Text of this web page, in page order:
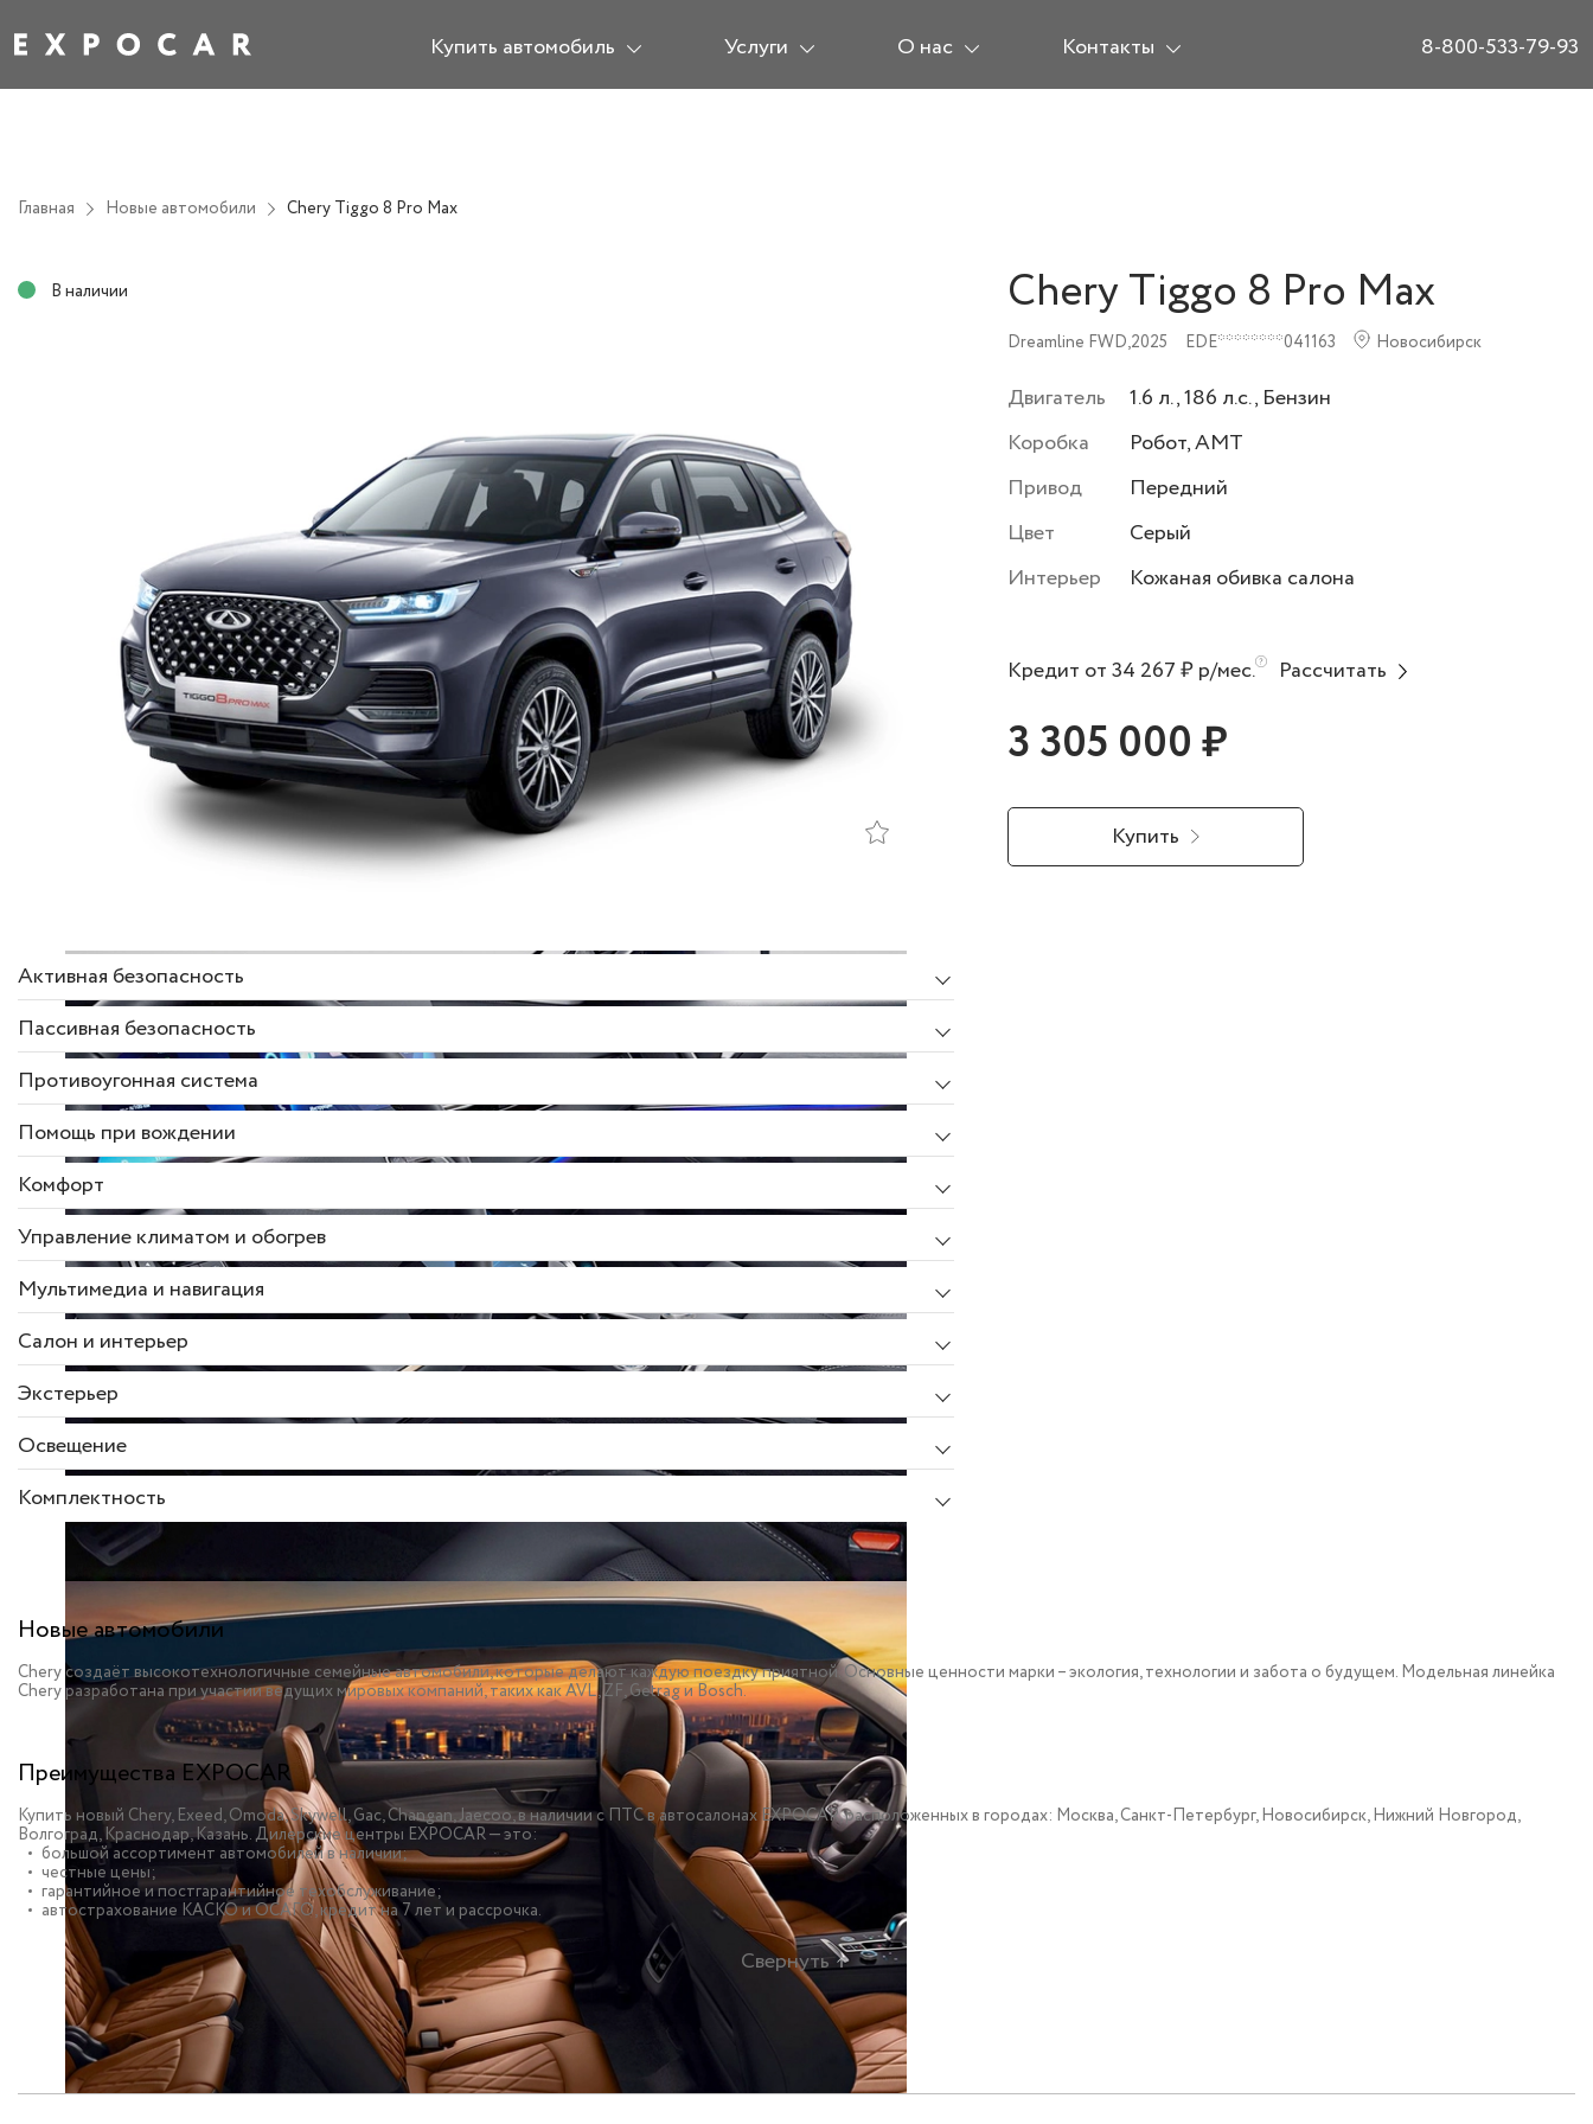
Купить автомобиль Услуги О нас Контакты 8-800-533-79-93
Главная Новые автомобили Chery Tiggo 8 Pro Max
В наличии
Активная безопасность
Пассивная безопасность
Противоугонная система
Помощь при вождении
Комфорт
Управление климатом и обогрев
Мультимедиа и навигация
Салон и интерьер
Экстерьер
Освещение
Комплектность
Chery Tiggo 8 Pro Max
Dreamline FWD,2025 EDE********041163 Новосибирск
Двигатель
1.6 л., 186 л.с., Бензин
Коробка
Робот, AMT
Привод
Передний
Цвет
Серый
Интерьер
Кожаная обивка салона
Кредит от 34 267 ₽ р/мес. Рассчитать
3 305 000 ₽
Купить
Новые автомобили
Chery создаёт высокотехнологичные семейные автомобили, которые делают каждую поездку приятной. Основные ценности марки – экология, технологии и забота о будущем. Модельная линейка
Chery разработана при участии ведущих мировых компаний, таких как AVL, ZF, Getrag и Bosch.
Преимущества EXPOCAR
Купить новый Chery, Exeed, Omoda, Skywell, Gac, Changan, Jaecoo, в наличии c ПТС в автосалонах EXPOCAR, расположенных в городах: Москва, Санкт-Петербург, Новосибирск, Нижний Новгород,
Волгоград, Краснодар, Казань. Дилерские центры EXPOCAR — это:
большой ассортимент автомобилей в наличии;
честные цены;
гарантийное и постгарантийное техобслуживание;
автострахование КАСКО и ОСАГО, кредит на 7 лет и рассрочка.
Свернуть